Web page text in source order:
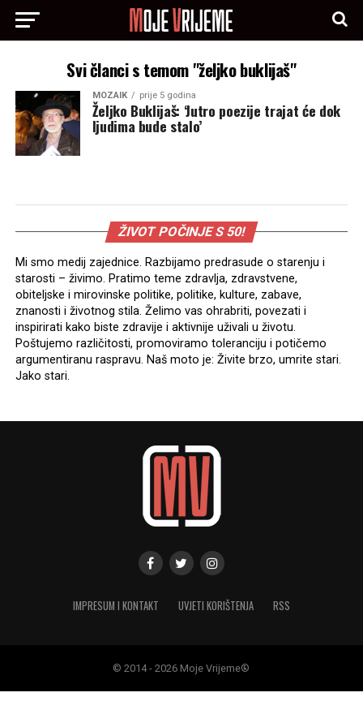
Svi članci s temom "željko buklijaš"
MOZAIK prije 5 godina
Željko Buklijaš: ‘Jutro poezije trajat će dok
ljudima bude stalo’
ŽIVOT POČINJE S 50!
Mi smo medij zajednice. Razbijamo predrasude o starenju i
starosti – živimo. Pratimo teme zdravlja, zdravstvene,
obiteljske i mirovinske politike, politike, kulture, zabave,
znanosti i životnog stila. Želimo vas ohrabriti, povezati i
inspirirati kako biste zdravije i aktivnije uživali u životu.
Poštujemo različitosti, promoviramo toleranciju i potičemo
argumentiranu raspravu. Naš moto je: Živite brzo, umrite stari.
Jako stari.
IMPRESUM I KONTAKT UVJETI KORIŠTENJA RSS
© 2014 - 2026 Moje Vrijeme®